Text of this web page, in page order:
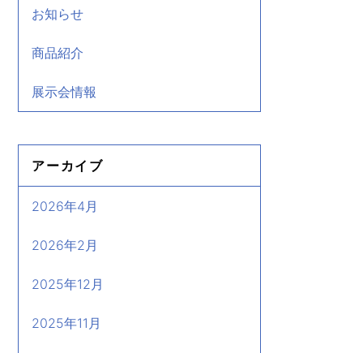
お知らせ
商品紹介
展示会情報
アーカイブ
2026年4月
2026年2月
2025年12月
2025年11月